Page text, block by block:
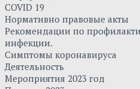
COVID 19
Нормативно правовые акты
Рекомендации по
инфекции.
Симптомы коронавируса
Деятельность
Мероприятия 2023 год